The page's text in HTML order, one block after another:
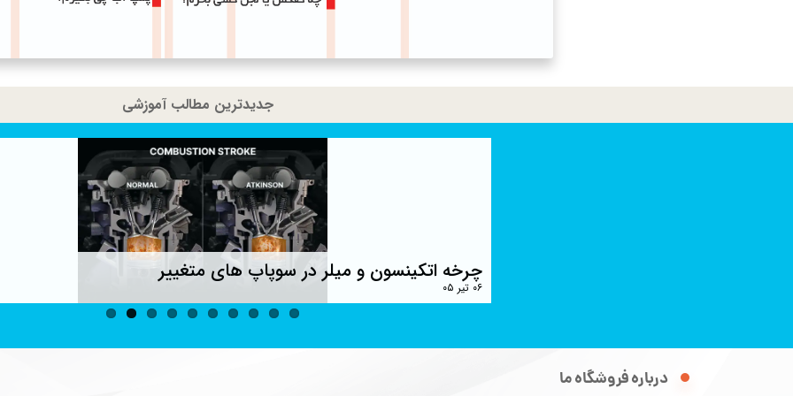
جدیدترین مطالب آموزشی
چرخه اتکینسون و میلر در سوپاپ های متغییر
۰۶ تیر ۰۵
درباره فروشگاه ما